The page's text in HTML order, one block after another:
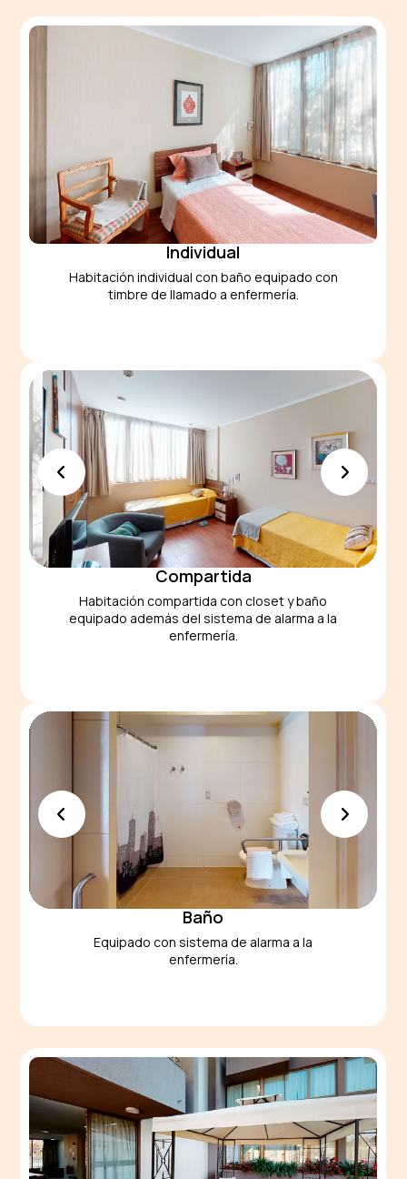
Individual
Habitación individual con baño equipado con
timbre de llamado a enfermería.
Compartida
Habitación compartida con closet y baño
equipado además del sistema de alarma a la
enfermería.
Baño
Equipadocon sistema de alarma a la
enfermería.